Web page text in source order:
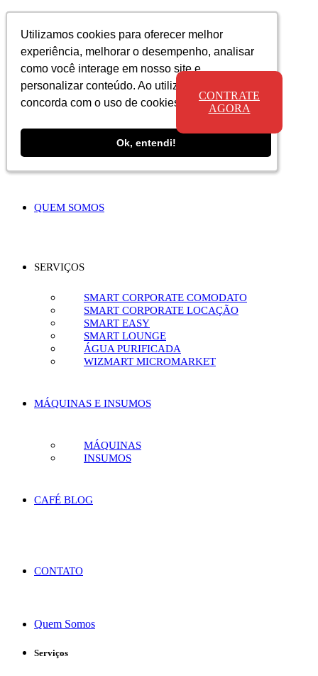
Utilizamos cookies para oferecer melhor
experiência, melhorar o desempenho, analisar
como você interage em nosso site e
personalizar conteúdo. Ao utilizar este site, você
concorda com o uso de cookies.
Ok, entendi!
Utilizamos cookies para oferecer melhor
experiência, melhorar o desempenho, analisar
como você interage em nosso site e
personalizar conteúdo. Ao utilizar este site, você
concorda com o uso de cookies.
Ok, entendi!
Utilizamos cookies para oferecer melhor
experiência, melhorar o desempenho, analisar
como você interage em nosso site e
personalizar conteúdo. Ao utilizar este site, você
concorda com o uso de cookies.
Ok, entendi!
QUEM SOMOS
SERVIÇOS
SMART CORPORATE COMODATO
SMART CORPORATE LOCAÇÃO
SMART EASY
SMART LOUNGE
ÁGUA PURIFICADA
WIZMART MICROMARKET
MÁQUINAS E INSUMOS
MÁQUINAS
INSUMOS
CAFÉ BLOG
CONTATO
Quem Somos
Serviços
CONTRATE
AGORA